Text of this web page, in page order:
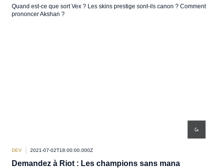
Quand est-ce que sort Vex ? Les skins prestige sont-ils canon ? Comment
prononcer Akshan ?
DEV 2021-07-02T18:00:00.000Z
Demandez à Riot : Les champions sans mana